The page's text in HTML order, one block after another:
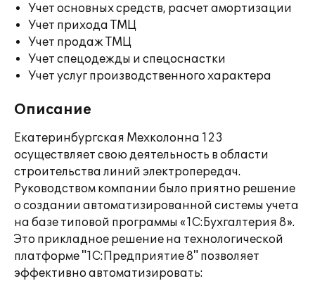
Учет основных средств, расчет амортизации
Учет прихода ТМЦ
Учет продаж ТМЦ
Учет спецодежды и спецоснастки
Учет услуг производственного характера
Описание
Екатеринбургская Мехколонна 123
осуществляет свою деятельность в области
строительства линий электропередач.
Руководством компании было приятно решение
о создании автоматизированной системы учета
на базе типовой программы «1С:Бухгалтерия 8».
Это прикладное решение на технологической
платформе "1С:Предприятие 8" позволяет
эффективно автоматизировать: